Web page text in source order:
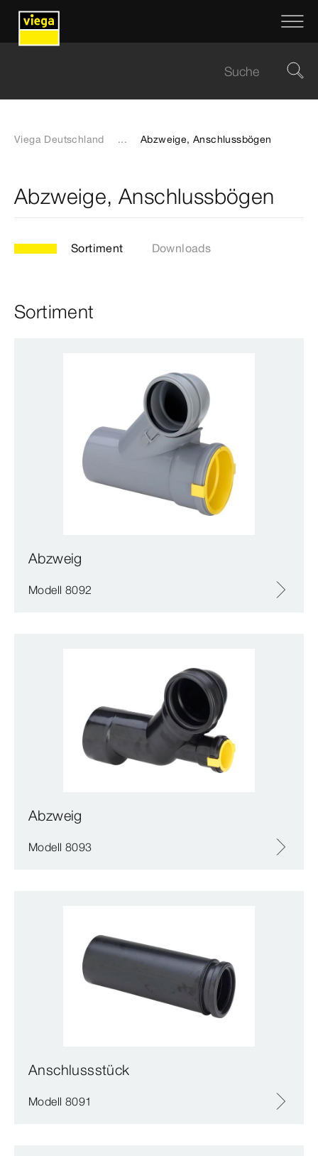
Viega Deutschland ... Abzweige, Anschlussbögen
Abzweige, Anschlussbögen
Sortiment Downloads
Sortiment
Abzweig
Modell 8092
Abzweig
Modell 8093
Anschlussstück
Modell 8091